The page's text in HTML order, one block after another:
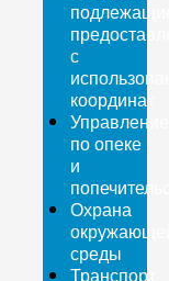
с
координат
Управление
по опеке
и
Охрана
среды
Транспорт